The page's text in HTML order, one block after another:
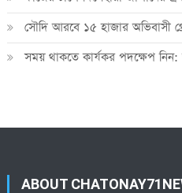
সৌদি আরবে ১৫ হাজার অভিবাসী
সময় থাকতে কার্যকর পদক্ষেপ
ABOUT